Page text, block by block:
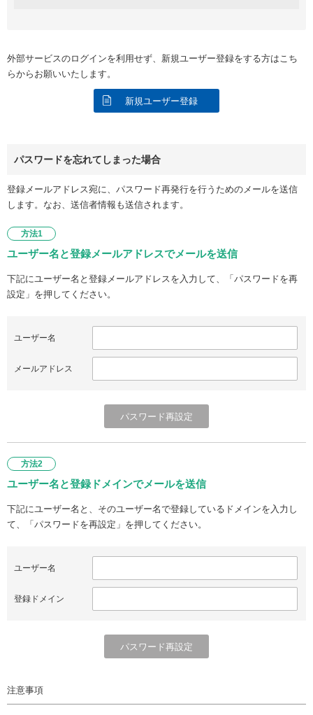
外部サービスのログインを利用せず、新規ユーザー登録をする方はこち
らからお願いいたします。
新規ユーザー登録
パスワードを忘れてしまった場合
登録メールアドレス宛に、パスワード再発行を行うためのメールを送信
します。なお、送信者情報も送信されます。
方法1
ユーザー名と登録メールアドレスでメールを送信
下記にユーザー名と登録メールアドレスを入力して、「パスワードを再
設定」を押してください。
ユーザー名
メールアドレス
方法2
ユーザー名と登録ドメインでメールを送信
下記にユーザー名と、そのユーザー名で登録しているドメインを入力し
て、「パスワードを再設定」を押してください。
ユーザー名
登録ドメイン
注意事項